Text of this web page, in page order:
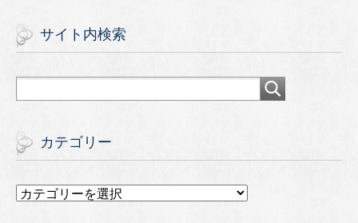
サイト内検索
カテゴリー
カ